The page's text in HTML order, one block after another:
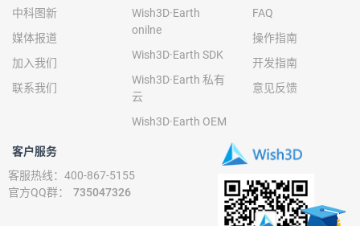
中科图新
媒体报道
加入我们
联系我们
Wish3D·Earth
onilne
Wish3D·Earth SDK
Wish3D·Earth 私有
云
Wish3D·Earth OEM
FAQ
操作指南
开发指南
意见反馈
客户服务
客服热线：400-867-5155
官方QQ群：
735047326